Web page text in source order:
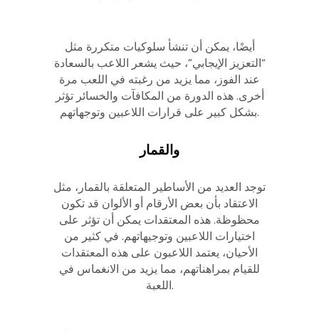
أيضًا، يمكن أن تنشأ سلوكيات متكررة مثل
“التعزيز الإيجابي”، حيث يشعر اللاعب بالسعادة
عند الفوز، مما يزيد من رغبته في اللعب مرة
أخرى. هذه الدورة من المكافآت والخسائر تؤثر
بشكل كبير على قرارات اللاعبين وتوجهاتهم.
والقمار
توجد العديد من الأساطير المتعلقة بالقمار، مثل
الاعتقاد بأن بعض الأرقام أو الألوان قد تكون
محظوظة. هذه المعتقدات يمكن أن تؤثر على
اختيارات اللاعبين وتوجيهاتهم. في كثير من
الأحيان، يعتمد اللاعبون على هذه المعتقدات
للقيام بمراهناتهم، مما يزيد من الانغماس في
اللعبة.